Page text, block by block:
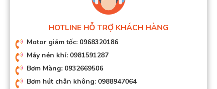
HOTLINE HỖ TRỢ KHÁCH HÀNG
Motor giảm tốc: 0968320186
Máy nén khí: 0981591287
Bơm Màng: 0932669506
Bơm hút chân không: 0988947064